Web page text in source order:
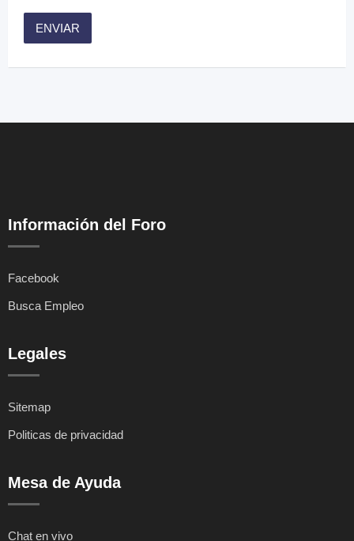
Información del Foro
Facebook
Busca Empleo
Legales
Sitemap
Politicas de privacidad
Mesa de Ayuda
Chat en vivo